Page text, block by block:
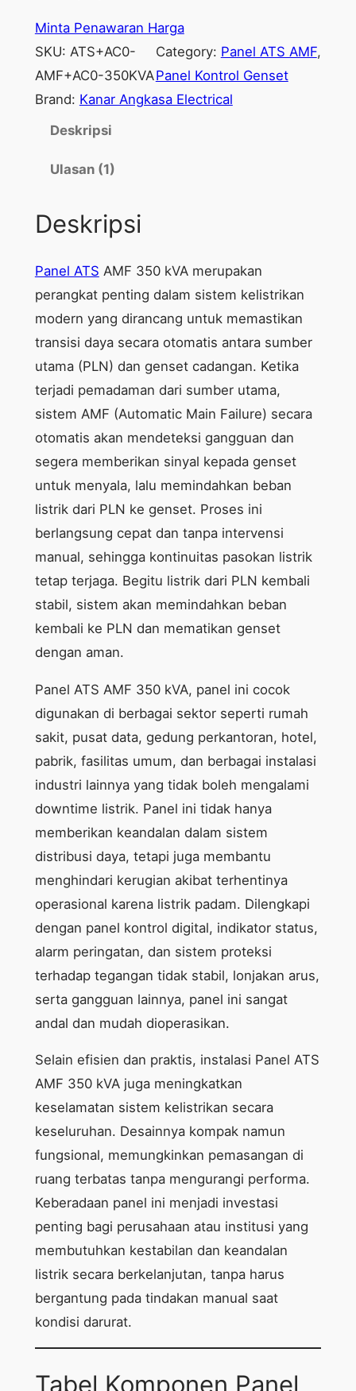
Minta Penawaran Harga
SKU: ATS+AC0-
AMF+AC0-350KVA
Category: Panel ATS AMF
Panel Kontrol Genset
Brand: Kanar Angkasa Electrical
Deskripsi
Ulasan (1)
Deskripsi
Panel ATS AMF 350 kVA merupakan
perangkat penting dalam sistem kelistrikan
modern yang dirancang untuk memastikan
transisi daya secara otomatis antara sumber
utama (PLN) dan genset cadangan. Ketika
terjadi pemadaman dari sumber utama,
sistem AMF (Automatic Main Failure) secara
otomatis akan mendeteksi gangguan dan
segera memberikan sinyal kepada genset
untuk menyala, lalu memindahkan beban
listrik dari PLN ke genset. Proses ini
berlangsung cepat dan tanpa intervensi
manual, sehingga kontinuitas pasokan listrik
tetap terjaga. Begitu listrik dari PLN kembali
stabil, sistem akan memindahkan beban
kembali ke PLN dan mematikan genset
dengan aman.
Panel ATS AMF 350 kVA, panel ini cocok
digunakan di berbagai sektor seperti rumah
sakit, pusat data, gedung perkantoran, hotel,
pabrik, fasilitas umum, dan berbagai instalasi
industri lainnya yang tidak boleh mengalami
downtime listrik. Panel ini tidak hanya
memberikan keandalan dalam sistem
distribusi daya, tetapi juga membantu
menghindari kerugian akibat terhentinya
operasional karena listrik padam. Dilengkapi
dengan panel kontrol digital, indikator status,
alarm peringatan, dan sistem proteksi
terhadap tegangan tidak stabil, lonjakan arus,
serta gangguan lainnya, panel ini sangat
andal dan mudah dioperasikan.
Selain efisien dan praktis, instalasi Panel ATS
AMF 350 kVA juga meningkatkan
keselamatan sistem kelistrikan secara
keseluruhan. Desainnya kompak namun
fungsional, memungkinkan pemasangan di
ruang terbatas tanpa mengurangi performa.
Keberadaan panel ini menjadi investasi
penting bagi perusahaan atau institusi yang
membutuhkan kestabilan dan keandalan
listrik secara berkelanjutan, tanpa harus
bergantung pada tindakan manual saat
kondisi darurat.
Tabel Komponen Panel